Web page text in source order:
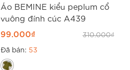
Áo BEMINE kiểu peplum cổ
vuông đính cúc A439
99.000₫ 310.000₫
Đã bán: 53